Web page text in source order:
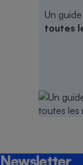
Un
toutes
Newsletter